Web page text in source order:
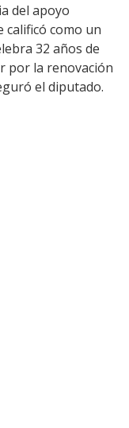
del apoyo
calificó como un
32 años de
por la renovación
el diputado.